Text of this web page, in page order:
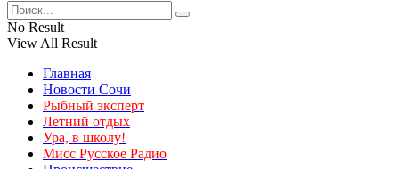
No Result
View All Result
Главная
Новости Сочи
Рыбный эксперт
Летний отдых
Ура, в школу!
Мисс Русское Радио